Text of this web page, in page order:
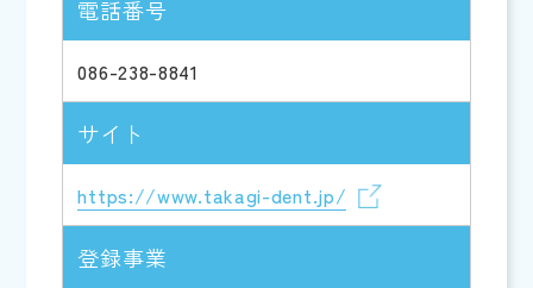
電話番号
086-238-8841
サイト
https://www.takagi-dent.jp/
登録事業